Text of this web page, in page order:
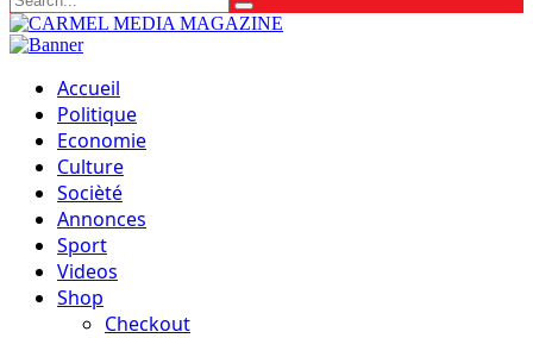
Accueil
Politique
Economie
Culture
Socièté
Annonces
Sport
Videos
Shop
Checkout